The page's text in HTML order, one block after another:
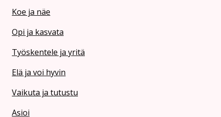
Koe ja näe
Opi ja kasvata
Työskentele ja yritä
Elä ja voi hyvin
Vaikuta ja tutustu
Asioi